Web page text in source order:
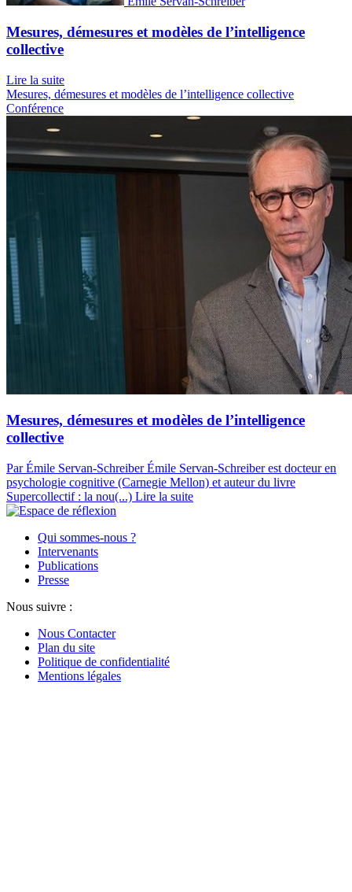
Mesures, démesures et modèles de l’intelligence
collective
Lire la suite
Mesures, démesures et modèles de l’intelligence collective
Conférence
Mesures, démesures et modèles de l’intelligence
collective
Par Émile Servan-SchreiberÉmile Servan-Schreiber est docteur en
psychologie cognitive (Carnegie Mellon) et auteur du livre
Supercollectif : la nou(...) Lire la suite
Qui sommes-nous ?
Intervenants
Publications
Presse
Nous suivre :
Nous Contacter
Plan du site
Politique de confidentialité
Mentions légales